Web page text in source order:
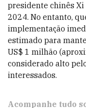
presidente chinês
2024. No entanto,
implementação
estimado para
US$ 1 milhão
considerado alto
interessados.
Acompanhe tudo